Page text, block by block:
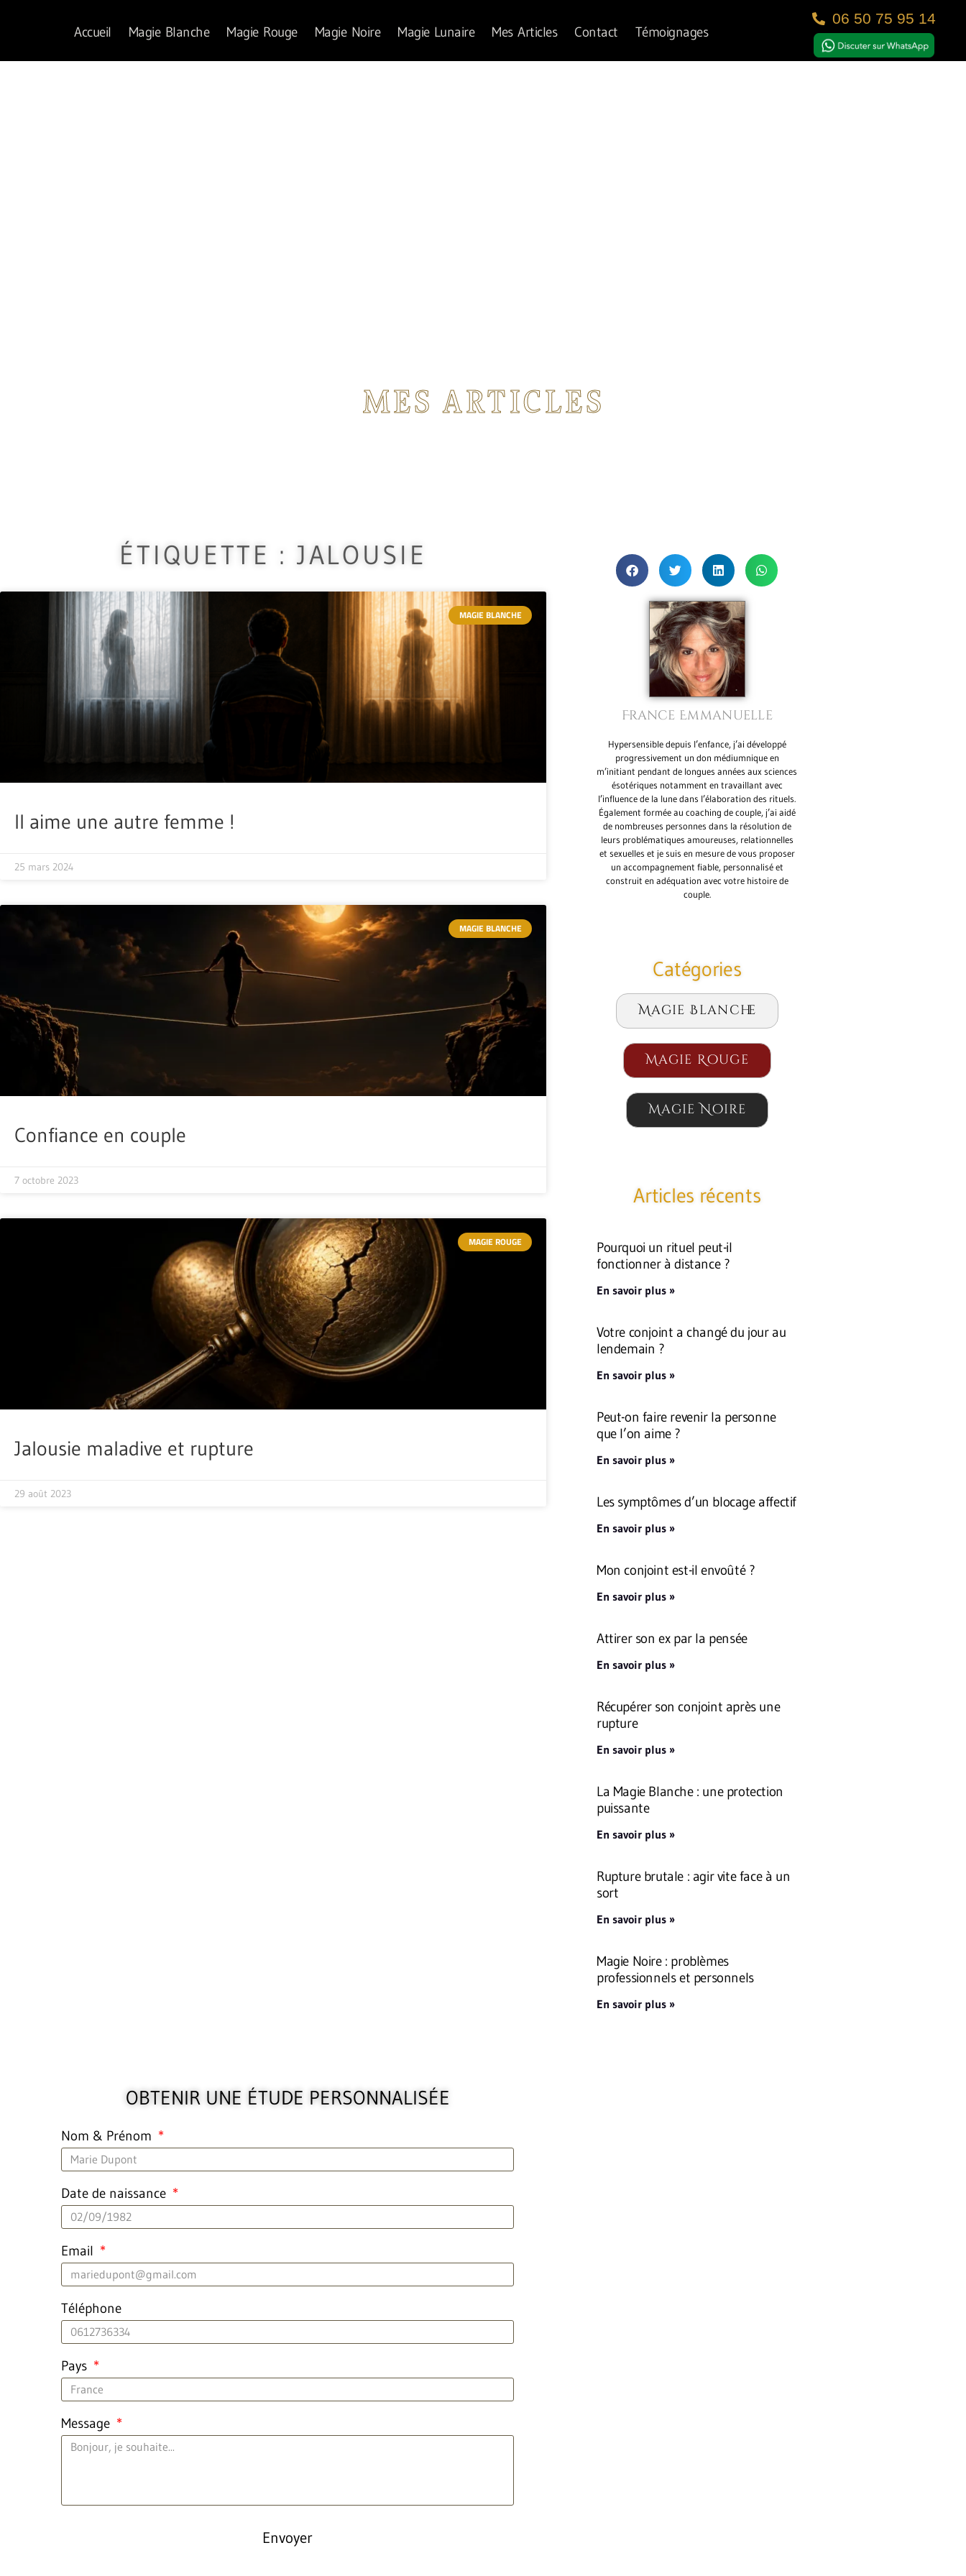
Accueil Magie Blanche Magie Rouge Magie Noire Magie Lunaire Mes Articles Contact Témoignages
06 50 75 95 14
MES ARTICLES
ÉTIQUETTE : JALOUSIE
MAGIE BLANCHE
Il aime une autre femme !
25 mars 2024
MAGIE BLANCHE
Confiance en couple
7 octobre 2023
MAGIE ROUGE
Jalousie maladive et rupture
29 août 2023
France Emmanuelle
Hypersensible depuis l’enfance, j’ai développé
progressivement un don médiumnique en
m’initiant pendant de longues années aux sciences
ésotériques notamment en travaillant avec
l’influence de la lune dans l’élaboration des rituels.
Également formée au coaching de couple, j’ai aidé
de nombreuses personnes dans la résolution de
leurs problématiques amoureuses, relationnelles
et sexuelles et je suis en mesure de vous proposer
un accompagnement fiable, personnalisé et
construit en adéquation avec votre histoire de
couple.
Catégories
Magie Blanche
Magie Rouge
Magie Noire
Articles récents
Pourquoi un rituel peut-il
fonctionner à distance ?
En savoir plus »
Votre conjoint a changé du jour au
lendemain ?
En savoir plus »
Peut-on faire revenir la personne
que l’on aime ?
En savoir plus »
Les symptômes d’un blocage affectif
En savoir plus »
Mon conjoint est-il envoûté ?
En savoir plus »
Attirer son ex par la pensée
En savoir plus »
Récupérer son conjoint après une
rupture
En savoir plus »
La Magie Blanche : une protection
puissante
En savoir plus »
Rupture brutale : agir vite face à un
sort
En savoir plus »
Magie Noire : problèmes
professionnels et personnels
En savoir plus »
OBTENIR UNE ÉTUDE PERSONNALISÉE
Nom & Prénom
Date de naissance
Email
Téléphone
Pays
Message
Envoyer